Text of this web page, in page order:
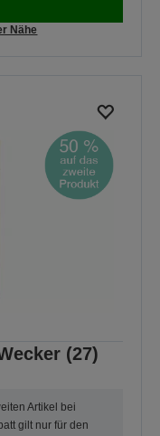
Nähe
(27)
Artikel bei
gilt nur für den